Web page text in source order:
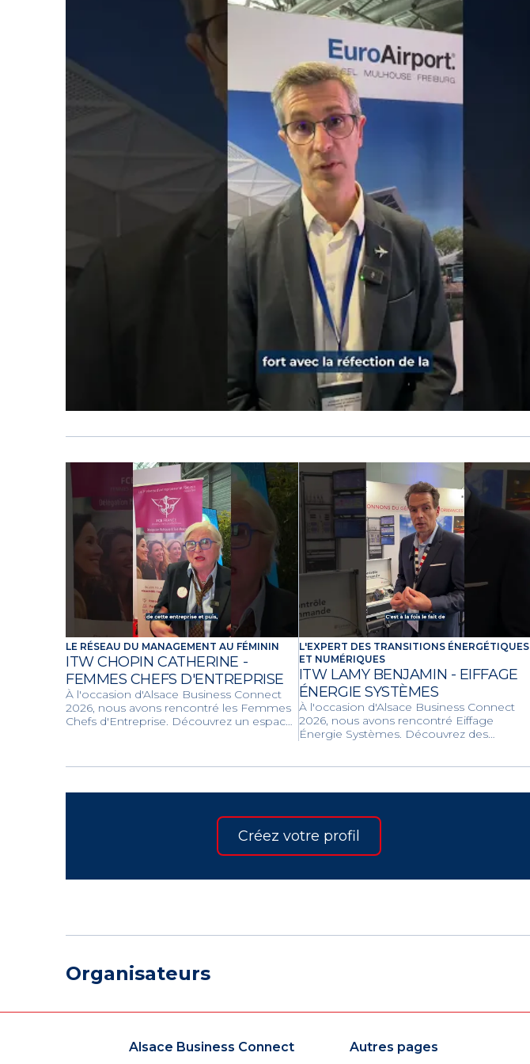
LE RÉSEAU DU MANAGEMENT AU FÉMININ
ITW CHOPIN CATHERINE -
FEMMES CHEFS D'ENTREPRISE
À l'occasion d'Alsace Business Connect
2026, nous avons rencontré les Femmes
Chefs d'Entreprise. Découvrez un espace
L'EXPERT DES TRANSITIONS ÉNERGÉTIQUES
ET NUMÉRIQUES
ITW LAMY BENJAMIN - EIFFAGE
ÉNERGIE SYSTÈMES
À l'occasion d'Alsace Business Connect
2026, nous avons rencontré Eiffage
Énergie Systèmes. Découvrez des
Créez votre profil
Organisateurs
Alsace Business Connect Autres pages